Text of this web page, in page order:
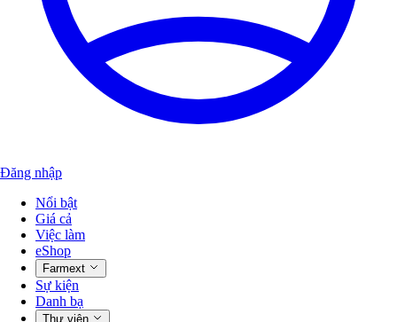
Đăng nhập
Nổi bật
Giá cả
Việc làm
eShop
Farmext
Sự kiện
Danh bạ
Thư viện